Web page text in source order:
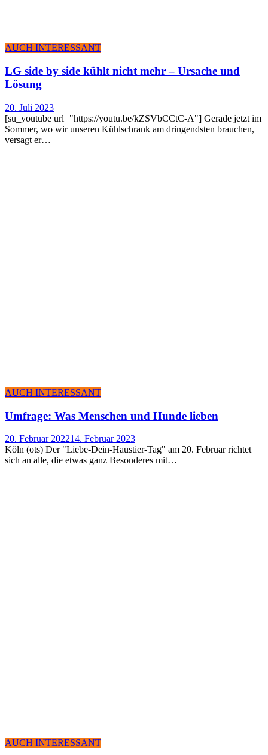
AUCH INTERESSANT
LG side by side kühlt nicht mehr – Ursa­che und
Lösung
20. Juli 2023
[su_youtube url="https://youtu.be/kZSVbCCtC-A"] Gerade jetzt im
Sommer, wo wir unseren Kühlschrank am dringendsten brauchen,
versagt er…
AUCH INTERESSANT
Umfra­ge: Was Men­schen und Hun­de lieben
20. Februar 202214. Februar 2023
Köln (ots) Der "Liebe-Dein-Haustier-Tag" am 20. Februar richtet
sich an alle, die etwas ganz Besonderes mit…
AUCH INTERESSANT